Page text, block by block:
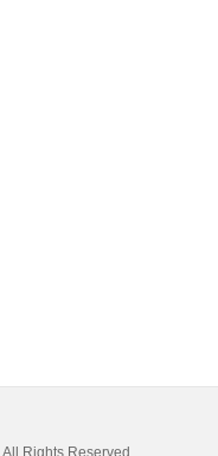
All Rights Reserved.